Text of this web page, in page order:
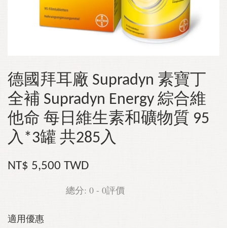
德國拜耳廠 Supradyn 素寶丁
全補 Supradyn Energy 綜合維
他命 每日維生素和礦物質 95
入*3罐 共285入
NT$ 5,500 TWD
總分: 0 - 0評價
適用優惠